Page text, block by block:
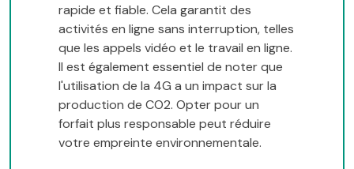
rapide et fiable. Cela garantit des
activités en ligne sans interruption, telles
que les appels vidéo et le travail en ligne.
Il est également essentiel de noter que
l'utilisation de la 4G a un impact sur la
production de CO2. Opter pour un
forfait plus responsable peut réduire
votre empreinte environnementale.